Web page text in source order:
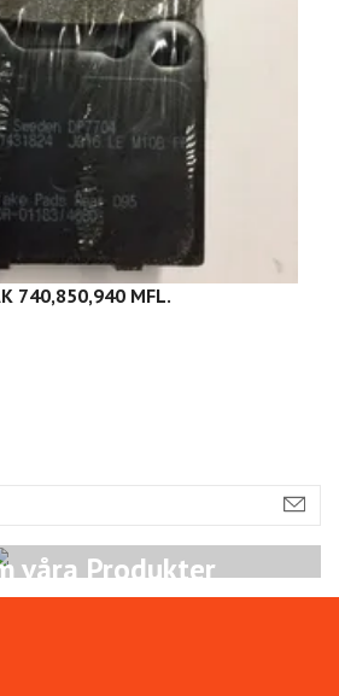
våra Produkter
740,850,940 MFL.